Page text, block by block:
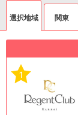
選択地域 関東
1